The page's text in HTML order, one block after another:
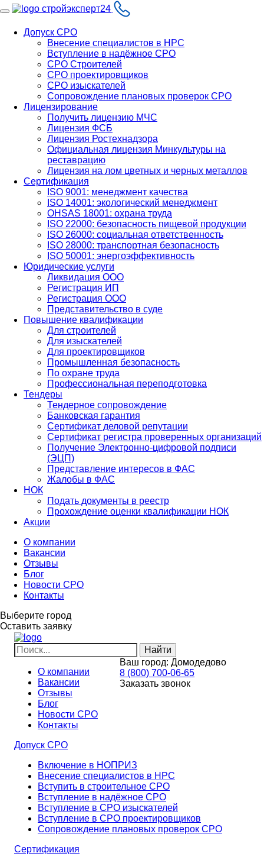
Допуск СРО
Внесение специалистов в НРС
Вступление в надёжное СРО
СРО Строителей
СРО проектировщиков
СРО изыскателей
Сопровождение плановых проверок СРО
Лицензирование
Получить лицензию МЧС
Лицензия ФСБ
Лицензия Ростехнадзора
Официальная лицензия Минкультуры на
реставрацию
Лицензия на лом цветных и черных металлов
Сертификация
ISO 9001: менеджмент качества
ISO 14001: экологический менеджмент
OHSAS 18001: охрана труда
ISO 22000: безопасность пищевой продукции
ISO 26000: социальная ответственность
ISO 28000: транспортная безопасность
ISO 50001: энергоэффективность
Юридические услуги
Ликвидация ООО
Регистрация ИП
Регистрация ООО
Представительство в суде
Повышение квалификации
Для строителей
Для изыскателей
Для проектировщиков
Промышленная безопасность
По охране труда
Профессиональная переподготовка
Тендеры
Тендерное сопровождение
Банковская гарантия
Сертификат деловой репутации
Сертификат регистра проверенных организаций
Получение Электронно-цифровой подписи
(ЭЦП)
Представление интересов в ФАС
Жалобы в ФАС
НОК
Подать документы в реестр
Прохождение оценки квалификации НОК
Акции
О компании
Вакансии
Отзывы
Блог
Новости СРО
Контакты
Выберите город
Оставить заявку
О компании
Вакансии
Отзывы
Блог
Новости СРО
Контакты
Ваш город:Домодедово
8 (800) 700-06-65
Заказать звонок
Допуск СРО
Включение в НОПРИЗ
Внесение специалистов в НРС
Вступить в строительное СРО
Вступление в надёжное СРО
Вступление в СРО изыскателей
Вступление в СРО проектировщиков
Сопровождение плановых проверок СРО
Сертификация